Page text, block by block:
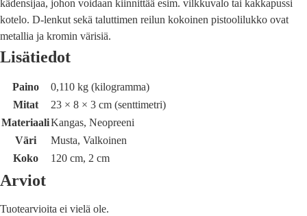
kädensijaa, johon voidaan kiinnittää esim. vilkkuvalo tai kakkapussi
kotelo. D-lenkut sekä taluttimen reilun kokoinen pistoolilukko ovat
metallia ja kromin värisiä.
Lisätiedot
Paino
0,110 kg (kilogramma)
Mitat
23 × 8 × 3 cm (senttimetri)
MateriaaliKangas, Neopreeni
Väri
Musta, Valkoinen
Koko
120 cm, 2 cm
Arviot
Tuotearvioita ei vielä ole.